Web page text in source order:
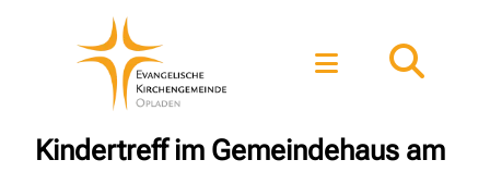
Kindertreff im Gemeindehaus am